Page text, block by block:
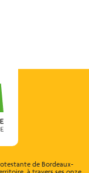
de Bordeaux-